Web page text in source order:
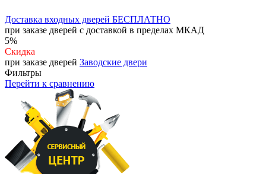
Доставка входных дверей БЕСПЛАТНО
при заказе дверей с доставкой в пределах МКАД
5%
Скидка
при заказе дверей Заводские двери
Фильтры
Перейти к сравнению